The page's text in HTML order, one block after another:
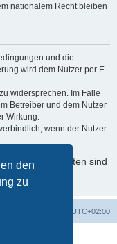
den
zu
nationalem Recht bleiben
und die
wird dem Nutzer per E-
widersprechen. Im Falle
Betreiber und dem Nutzer
Wirkung.
wenn der Nutzer
Daten sind
UTC+02:00
Limited